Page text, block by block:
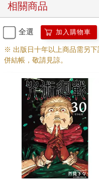
相關商品
全選 加入購物車
※ 出版日十年以上商品需另
併結帳，敬請見諒。